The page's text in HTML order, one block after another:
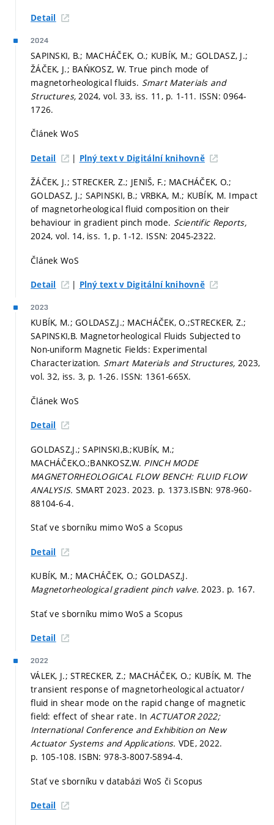
Detail
2024
SAPINSKI, B.; MACHÁČEK, O.; KUBÍK, M.; GOLDASZ, J.;
ŽÁČEK, J.; BAŃKOSZ, W. True pinch mode of
magnetorheological fluids. Smart Materials and
Structures,2024, vol. 33, iss. 11, p. 1-11. ISSN: 0964-
1726.
Článek WoS
Detail | Plný text v Digitální knihovně
ŽÁČEK, J.; STRECKER, Z.; JENIŠ, F.; MACHÁČEK, O.;
GOLDASZ, J.; SAPINSKI, B.; VRBKA, M.; KUBÍK, M. Impact
of magnetorheological fluid composition on their
behaviour in gradient pinch mode. Scientific Reports,
2024, vol. 14, iss. 1, p. 1-12. ISSN: 2045-2322.
Článek WoS
Detail | Plný text v Digitální knihovně
2023
KUBÍK, M.; GOLDASZ,J.; MACHÁČEK, O.;STRECKER, Z.;
SAPINSKI,B. Magnetorheological Fluids Subjected to
Non-uniform Magnetic Fields: Experimental
Characterization. Smart Materials and Structures,2023,
vol. 32, iss. 3, p. 1-26. ISSN: 1361-665X.
Článek WoS
Detail
GOLDASZ,J.; SAPINSKI,B.;KUBÍK, M.;
MACHÁČEK,O.;BANKOSZ,W. PINCH MODE
MAGNETORHEOLOGICAL FLOW BENCH: FLUID FLOW
ANALYSIS. SMART 2023. 2023. p. 1373.ISBN: 978-960-
88104-6-4.
Stať ve sborníku mimo WoS a Scopus
Detail
KUBÍK, M.; MACHÁČEK, O.; GOLDASZ,J.
Magnetorheological gradient pinch valve.2023. p. 167.
Stať ve sborníku mimo WoS a Scopus
Detail
2022
VÁLEK, J.; STRECKER, Z.; MACHÁČEK, O.; KUBÍK, M. The
transient response of magnetorheological actuator/
fluid in shear mode on the rapid change of magnetic
field: effect of shear rate. In ACTUATOR 2022;
International Conference and Exhibition on New
Actuator Systems and Applications. VDE, 2022.
p. 105-108. ISBN: 978-3-8007-5894-4.
Stať ve sborníku v databázi WoS či Scopus
Detail